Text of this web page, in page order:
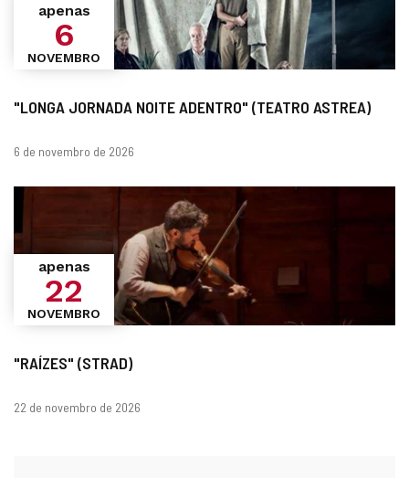
"LONGA JORNADA NOITE ADENTRO" (TEATRO ASTREA)
apenas
6
NOVEMBRO
datas
6 de novembro de 2026
"RAÍZES" (STRAD)
apenas
22
NOVEMBRO
datas
22 de novembro de 2026